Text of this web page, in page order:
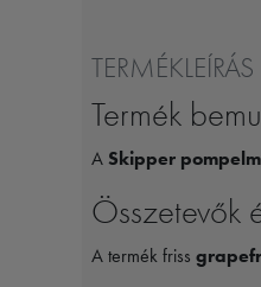
TERMÉKLEÍRÁS
Termék
A Skipper
Összetevők
A termék friss